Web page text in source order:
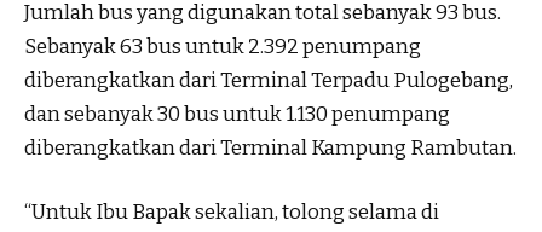
Jumlah bus yang digunakan total sebanyak 93 bus.
Sebanyak 63 bus untuk 2.392 penumpang
diberangkatkan dari Terminal Terpadu Pulogebang,
dan sebanyak 30 bus untuk 1.130 penumpang
diberangkatkan dari Terminal Kampung Rambutan.
“Untuk Ibu Bapak sekalian, tolong selama di